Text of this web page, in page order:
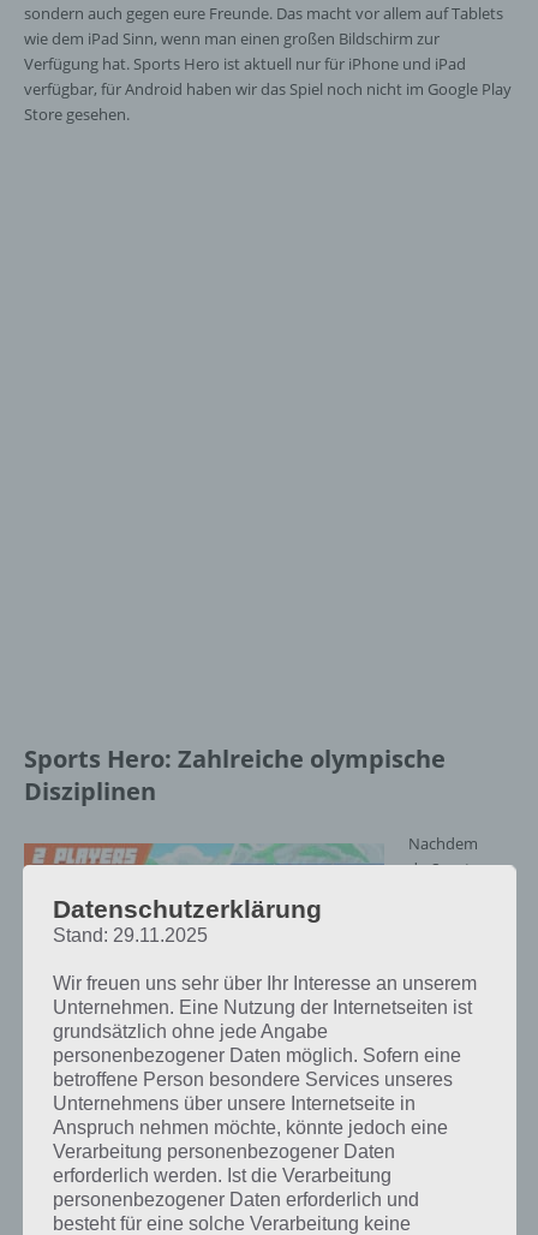
sondern auch gegen eure Freunde. Das macht vor allem auf Tablets
wie dem iPad Sinn, wenn man einen großen Bildschirm zur
Verfügung hat. Sports Hero ist aktuell nur für iPhone und iPad
verfügbar, für Android haben wir das Spiel noch nicht im Google Play
Store gesehen.
Sports Hero: Zahlreiche olympische
Disziplinen
Sports Hero Screenshot – (c) cherrypick
games
Nachdem
du Sports
Nationalität
und deine
Spielfigur aus.
Dabei ist gleich
der Retro-
Look des
Spiels zu erkennen. Wären wir nicht bei den olympischen Spielen
2016 in Rio, könnte man auch denken, man sei zurück in den 90er
Jahren. Nicht nur die Pixeloptik im grafischen Bereich erinnert stark
daran, auch das Spielprinzip selber.
Datenschutzerklärung
Stand: 29.11.2025
Wir freuen uns sehr über Ihr Interesse an unserem
Unternehmen. Eine Nutzung der Internetseiten ist
grundsätzlich ohne jede Angabe
personenbezogener Daten möglich. Sofern eine
betroffene Person besondere Services unseres
Unternehmens über unsere Internetseite in
Anspruch nehmen möchte, könnte jedoch eine
Verarbeitung personenbezogener Daten
erforderlich werden. Ist die Verarbeitung
personenbezogener Daten erforderlich und
besteht für eine solche Verarbeitung keine